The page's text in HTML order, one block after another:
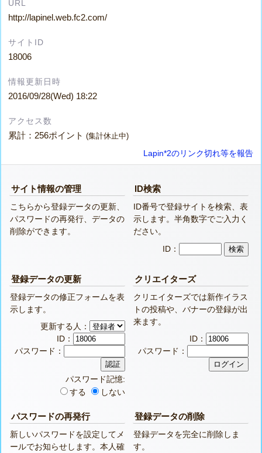
URL
http://lapinel.web.fc2.com/
サイトID
18006
情報更新日時
2016/09/28(Wed) 18:22
アクセス数
累計：256ポイント(集計休止中)
Lapin*2のリンク切れ等を報告
サイト情報の管理
こちらから登録データの更新、
パスワードの再発行、データの
削除ができます。
ID検索
ID番号で登録サイトを検索、表
示します。半角数字でご入力く
ださい。
ID：
登録データの更新
登録データの修正フォームを表
示します。
更新する人：
ID：
パスワード：
パスワード記憶:
する
しない
クリエイターズ
クリエイターズでは新作イラス
トの投稿や、バナーの登録が出
来ます。
ID：
パスワード：
パスワードの再発行
新しいパスワードを設定してメ
ールでお知らせします。本人確
登録データの削除
登録データを完全に削除しま
す。